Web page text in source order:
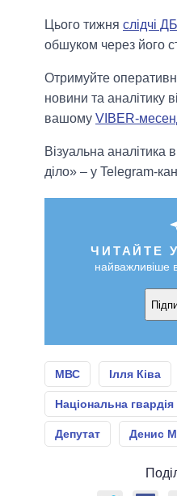
Цього тижня слідчі
обшуком через його
Отримуйте
новини та аналітику
вашому VIBER-
Візуальна аналітика
діло» – у Telegram-
ЧИТАЙТЕ У
найважливіше
МВС Ілля Ківа
Національна гвардія
Депутат Денис